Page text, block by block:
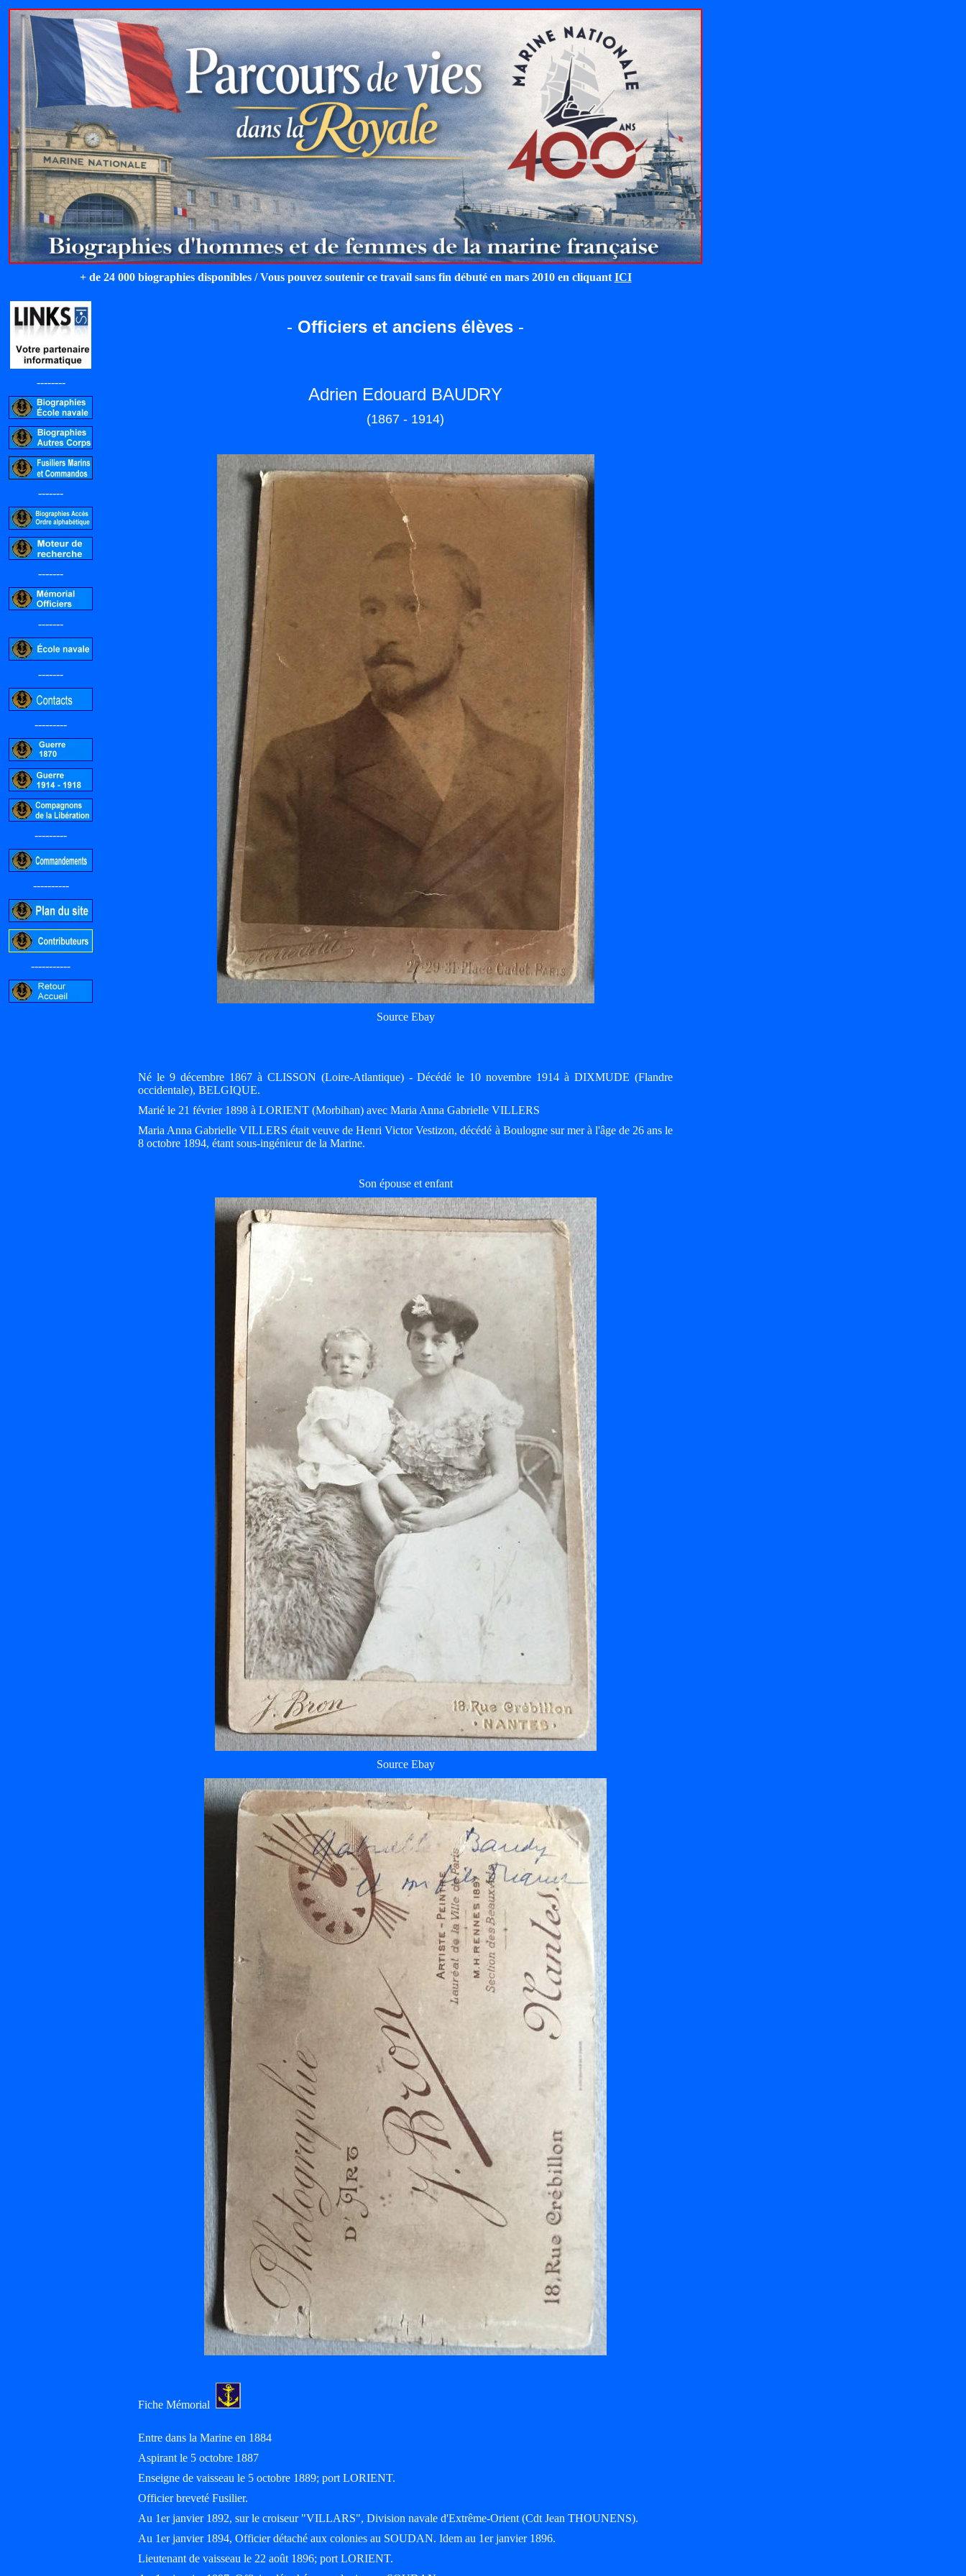
+ de 24 000 biographies disponibles / Vous pouvez soutenir ce travail sans fin débuté en mars 2010 en cliquant ICI
--------
-------
-------
-------
-------
---------
---------
----------
-----------
- Officiers et anciens élèves -
Adrien Edouard BAUDRY
(1867 - 1914)
Source Ebay
Né le 9 décembre 1867 à CLISSON (Loire-Atlantique) - Décédé le 10 novembre 1914 à DIXMUDE (Flandre
occidentale), BELGIQUE.
Marié le 21 février 1898 à LORIENT (Morbihan) avec Maria Anna Gabrielle VILLERS
Maria Anna Gabrielle VILLERS était veuve de Henri Victor Vestizon, décédé à Boulogne sur mer à l'âge de 26 ans le
8 octobre 1894, étant sous-ingénieur de la Marine.
Son épouse et enfant
Source Ebay
Fiche Mémorial
Entre dans la Marine en 1884
Aspirant le 5 octobre 1887
Enseigne de vaisseau le 5 octobre 1889; port LORIENT.
Officier breveté Fusilier.
Au 1er janvier 1892, sur le croiseur "VILLARS", Division navale d'Extrême-Orient (Cdt Jean THOUNENS).
Au 1er janvier 1894, Officier détaché aux colonies au SOUDAN. Idem au 1er janvier 1896.
Lieutenant de vaisseau le 22 août 1896; port LORIENT.